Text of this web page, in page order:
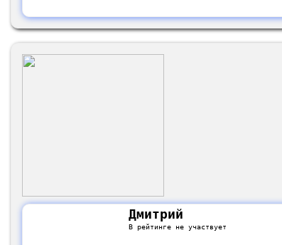
Дмитрий
В рейтинге не участвует